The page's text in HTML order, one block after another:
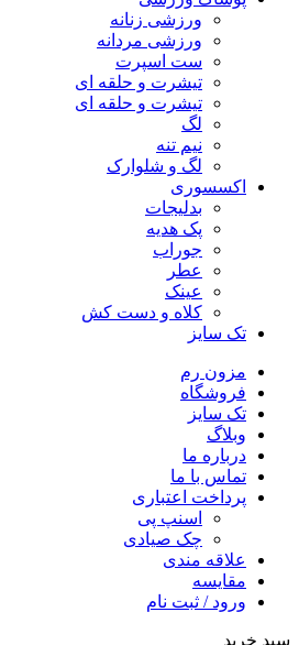
ورزشی زنانه
ورزشی مردانه
ست اسپرت
تیشرت و حلقه ای
تیشرت و حلقه ای
لگ
نیم تنه
لگ و شلوارک
اکسسوری
بدلیجات
پک هدیه
جوراب
عطر
عینک
کلاه و دست کش
تک سایز
مزون رم
فروشگاه
تک سایز
وبلاگ
درباره ما
تماس با ما
پرداخت اعتباری
اسنپ پی
چک صیادی
علاقه مندی
مقايسه
ورود / ثبت نام
سبد خرید